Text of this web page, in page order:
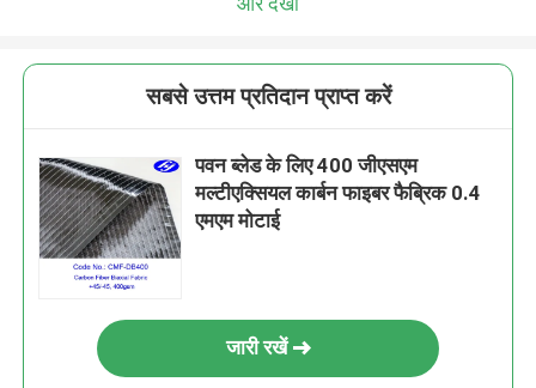
सबसे उत्तम प्रतिदान प्राप्त करें
पवन ब्लेड के लिए 400 जीएसएम
मल्टीएक्सियल कार्बन फाइबर फैब्रिक 0.4
एमएम मोटाई
जारी रखें